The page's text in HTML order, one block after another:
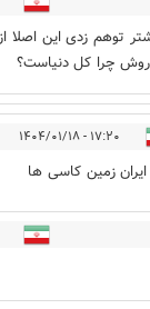
توهم زدی این
چرا کل دنیاست؟
۱۷:۲۰ - ۱۴۰۴/۰۱/۱۸
زمین کاسی ها